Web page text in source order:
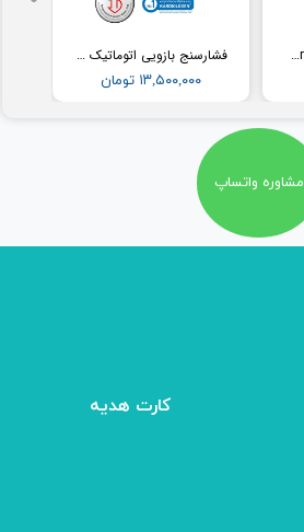
فشارسنج بازویی اتوماتیک با کاف پهن امرن (OMRON) مدل M3
۱۳,۵۰۰,۰۰۰ تومان
فشارسنج مچی امرن (Omron) مدل RS2
مشاوره واتساپ
کارت هدیه